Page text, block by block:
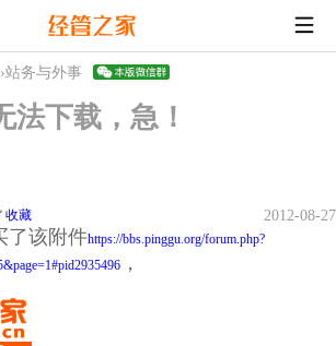
›站务与外事
法下载，急！
收藏 2012-08-27
了该附件https://bbs.pinggu.org/forum.php?
，